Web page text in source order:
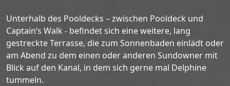
Unterhalb des Pooldecks – zwischen Pooldeck und
Captain’s Walk - befindet sich eine weitere, lang
gestreckte Terrasse, die zum Sonnenbaden einlädt oder
am Abend zu dem einen oder anderen Sundowner mit
Blick auf den Kanal, in dem sich gerne mal Delphine
tummeln.